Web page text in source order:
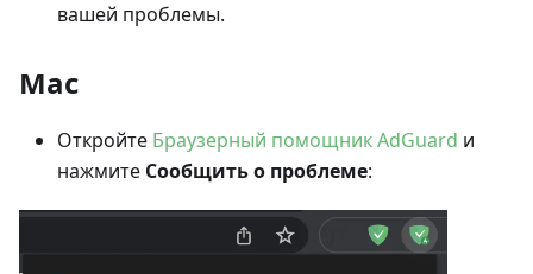
вашей проблемы.
Mac
Откройте Браузерный помощник AdGuard и
нажмите Сообщить о проблеме: